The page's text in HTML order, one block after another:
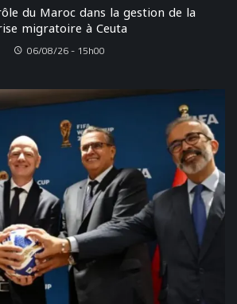
du Maroc dans la gestion de la
migratoire à Ceuta
06/08/26 - 15h00